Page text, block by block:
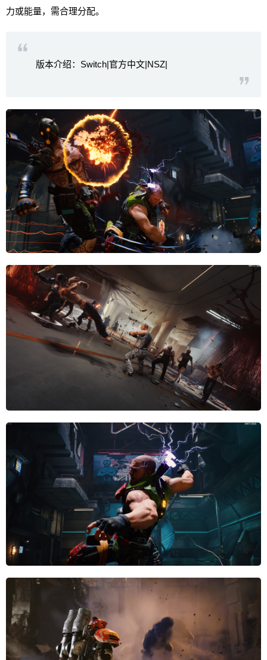
力或能量，需合理分配。
版本介绍：Switch|官方中文|NSZ|